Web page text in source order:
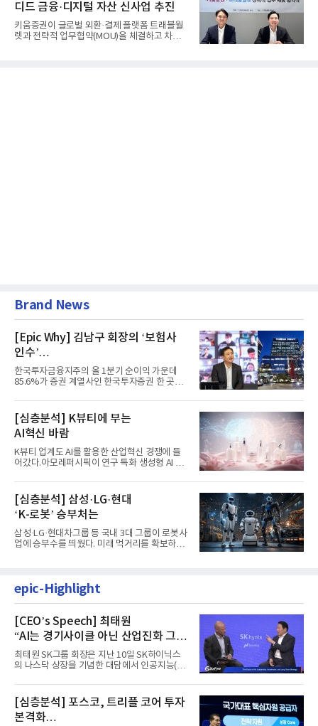
디드 금융·디지털 자산 신사업 추진
키움증권이 글로벌 외환·결제 플랫폼 트래블월
렛과 전략적 업무협약(MOU)을 체결하고 차세
Brand News
[Epic Why] 김남구 회장의 ‘보험사
인수’
발걸음이 신중해진 배경은?
한국투자금융지주의 올 1분기 순이익 가운데
85.6%가 증권 계열사인 한국투자증권 한 곳에
[심층분석] K뷰티에 부는
AI혁신 바람
K뷰티 업계도 AI를 활용한 산업혁신 경쟁에 들
어갔다.아모레퍼시픽이 연구 특화 생성형 AI 플
[심층분석] 삼성·LG·현대
‘K-로봇’ 승부처는
삼성·LG·현대차그룹 등 국내 3대 그룹이 로봇사
업에 승부수를 띄웠다. 미래 먹거리를 확보하기
epic-Highlight
[CEO’s Speech] 최태원
“AI는 경기사이클 아닌 산업진화 그
자체”
최태원 SK그룹 회장은 지난 10일 SK하이닉스
의 나스닥 상장을 기념한 대담에서 인공지능(AI)
[심층분석] 포스코, 트리플 코어 투자
본격화